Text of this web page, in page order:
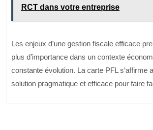
RCT dans votre entreprise
Les enjeux d’une gestion fiscale efficace
plus d’importance dans un contexte
constante évolution. La carte PFL s’affirme
solution pragmatique et efficace pour faire